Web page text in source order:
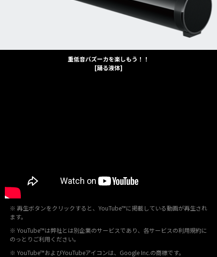
重低音バズーカを楽しもう！！
[踊る液体]
※ 再生ボタンをクリックすると、YouTube™に掲載している動画が再生され
ます。
※ YouTube™は弊社とは別企業のサービスであり、各サービスの利用規約に
のっとりご利用ください。
※ YouTube™およびYouTubeアイコンは、Google Inc.の商標です。